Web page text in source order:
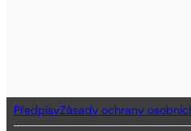
PředpisyZásady ochrany